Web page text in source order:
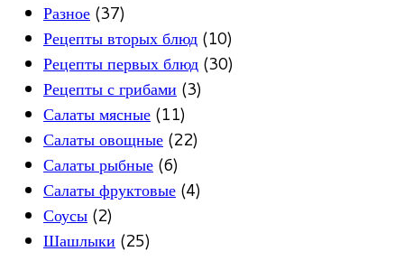
Разное (37)
Рецепты вторых блюд (10)
Рецепты первых блюд (30)
Рецепты с грибами (3)
Салаты мясные (11)
Салаты овощные (22)
Салаты рыбные (6)
Салаты фруктовые (4)
Соусы (2)
Шашлыки (25)